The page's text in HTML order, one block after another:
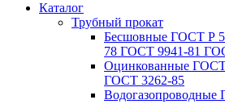
Каталог
Трубный прокат
Беcшовные ГОСТ Р
78 ГОСТ 9941-81
Оцинкованные ГОСТ
ГОСТ 3262-85
Водогазопроводные